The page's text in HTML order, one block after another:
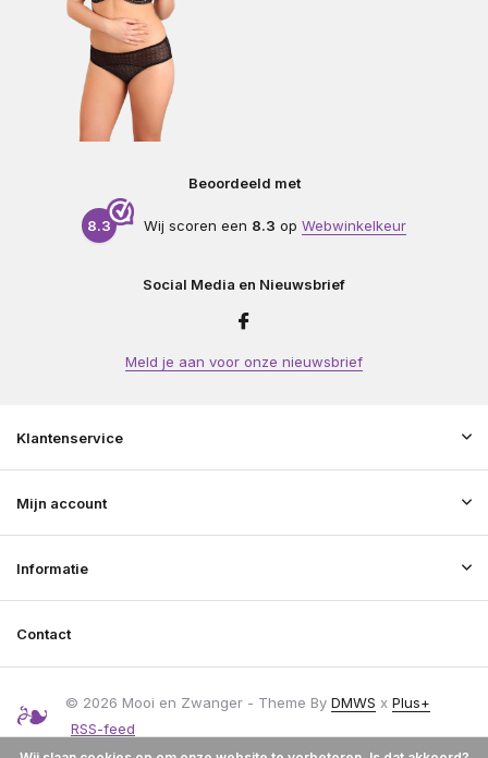
Beoordeeld met
8.3 Wij scoren een 8.3 op Webwinkelkeur
Social Media en Nieuwsbrief
Meld je aan voor onze nieuwsbrief
Klantenservice
Mijn account
Informatie
Contact
© 2026 Mooi en Zwanger - Theme By DMWS x Plus+
RSS-feed